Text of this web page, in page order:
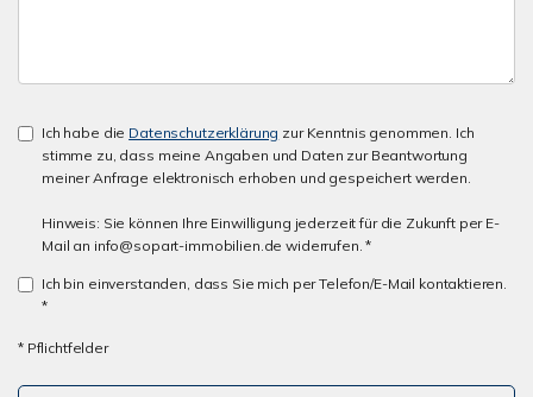
Ich habe die Datenschutzerklärung zur Kenntnis genommen. Ich
stimme zu, dass meine Angaben und Daten zur Beantwortung
meiner Anfrage elektronisch erhoben und gespeichert werden.
Hinweis: Sie können Ihre Einwilligung jederzeit für die Zukunft per E-
Mail an info@sopart-immobilien.de widerrufen. *
Ich bin einverstanden, dass Sie mich per Telefon/E-Mail kontaktieren.
*
* Pflichtfelder